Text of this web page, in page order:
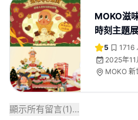
MOKO滋
時刻主題展
5 1716
2025年
MOKO
顯示所有留言(1)...